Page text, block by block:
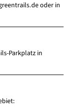
oder in
Parkplatz in